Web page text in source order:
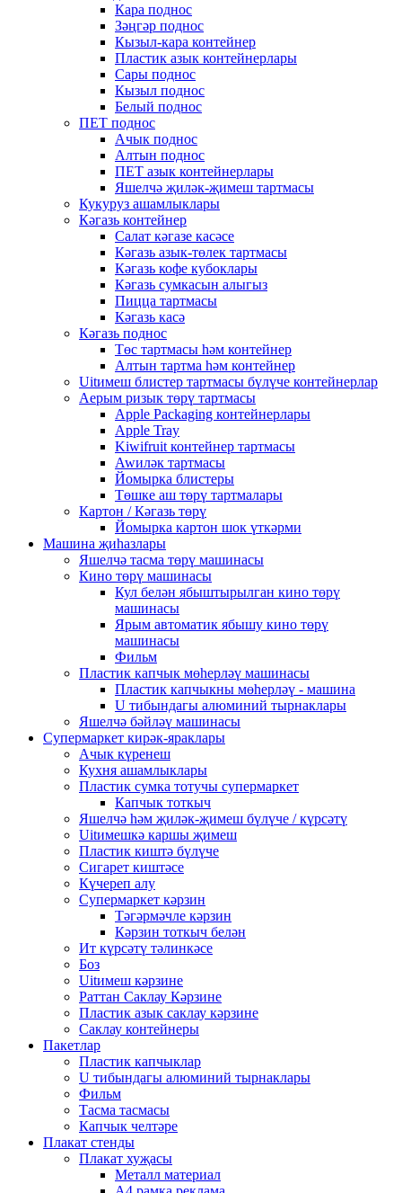
Кара поднос
Зәңгәр поднос
Кызыл-кара контейнер
Пластик азык контейнерлары
Сары поднос
Кызыл поднос
Белый поднос
ПЕТ поднос
Ачык поднос
Алтын поднос
ПЕТ азык контейнерлары
Яшелчә җиләк-җимеш тартмасы
Кукуруз ашамлыклары
Кәгазь контейнер
Салат кәгазе касәсе
Кәгазь азык-төлек тартмасы
Кәгазь кофе кубоклары
Кәгазь сумкасын алыгыз
Пицца тартмасы
Кәгазь касә
Кәгазь поднос
Төс тартмасы һәм контейнер
Алтын тартма һәм контейнер
Uitимеш блистер тартмасы бүлүче контейнерлар
Аерым ризык төрү тартмасы
Apple Packaging контейнерлары
Apple Tray
Kiwifruit контейнер тартмасы
Awиләк тартмасы
Йомырка блистеры
Төшке аш төрү тартмалары
Картон / Кәгазь төрү
Йомырка картон шок үткәрми
Машина җиһазлары
Яшелчә тасма төрү машинасы
Кино төрү машинасы
Кул белән ябыштырылган кино төрү
машинасы
Ярым автоматик ябышу кино төрү
машинасы
Фильм
Пластик капчык мөһерләү машинасы
Пластик капчыкны мөһерләү - машина
U тибындагы алюминий тырнаклары
Яшелчә бәйләү машинасы
Супермаркет кирәк-яраклары
Ачык күренеш
Кухня ашамлыклары
Пластик сумка тотучы супермаркет
Капчык тоткыч
Яшелчә һәм җиләк-җимеш бүлүче / күрсәтү
Uitимешкә каршы җимеш
Пластик киштә бүлүче
Сигарет киштәсе
Күчереп алу
Супермаркет кәрзин
Тәгәрмәчле кәрзин
Кәрзин тоткыч белән
Ит күрсәтү тәлинкәсе
Боз
Uitимеш кәрзине
Раттан Саклау Кәрзине
Пластик азык саклау кәрзине
Саклау контейнеры
Пакетлар
Пластик капчыклар
U тибындагы алюминий тырнаклары
Фильм
Тасма тасмасы
Капчык челтәре
Плакат стенды
Плакат хуҗасы
Металл материал